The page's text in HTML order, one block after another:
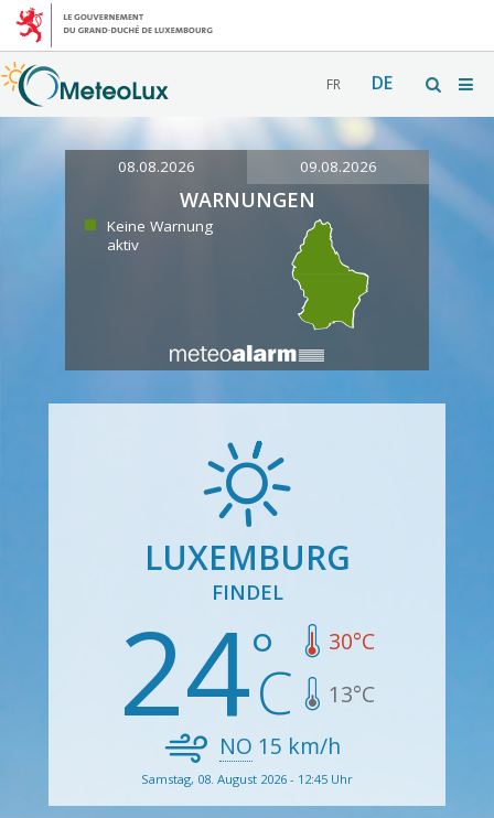
FR DE
08.08.2026 09.08.2026
WARNUNGEN
Keine Warnung
aktiv
LUXEMBURG
FINDEL
24 30°C
13°C
NO 15 km/h
Samstag, 08. August 2026 - 12:45 Uhr